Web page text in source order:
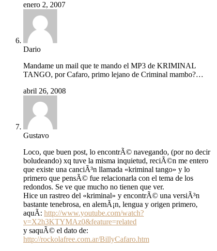
enero 2, 2007
Dario
Mandame un mail que te mando el MP3 de KRIMINAL
TANGO, por Cafaro, primo lejano de Criminal mambo?…
abril 26, 2008
Gustavo
Loco, que buen post, lo encontrÃ© navegando, (por no decir
boludeando) xq tuve la misma inquietud, reciÃ©n me entero
que existe una canciÃ³n llamada «kriminal tango» y lo
primero que pensÃ© fue relacionarla con el tema de los
redondos. Se ve que mucho no tienen que ver.
Hice un rastreo del «kriminal» y encontrÃ© una versiÃ³n
bastante tenebrosa, en alemÃ¡n, lengua y origen primero,
aquÃ­: http://www.youtube.com/watch?
v=X2h3KTYMAz0&feature=related
y saquÃ© el dato de:
http://rockolafree.com.ar/BillyCafaro.htm